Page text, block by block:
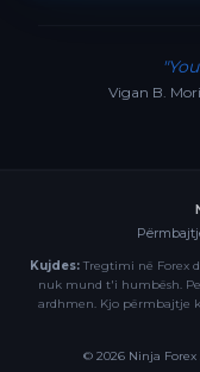
Vigan B.
Kujdes:Tregtimi në Forex
nuk mund t'i humbësh.
ardhmen. Kjo përmbajtje
© 2026Ninja Forex